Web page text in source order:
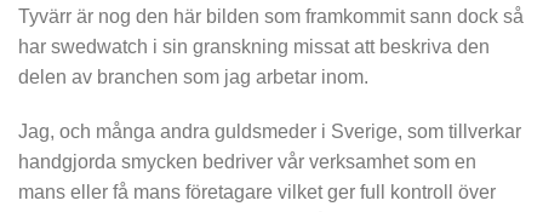
Tyvärr är nog den här bilden som framkommit sann dock så
har swedwatch i sin granskning missat att beskriva den
delen av branchen som jag arbetar inom.
Jag, och många andra guldsmeder i Sverige, som tillverkar
handgjorda smycken bedriver vår verksamhet som en
mans eller få mans företagare vilket ger full kontroll över